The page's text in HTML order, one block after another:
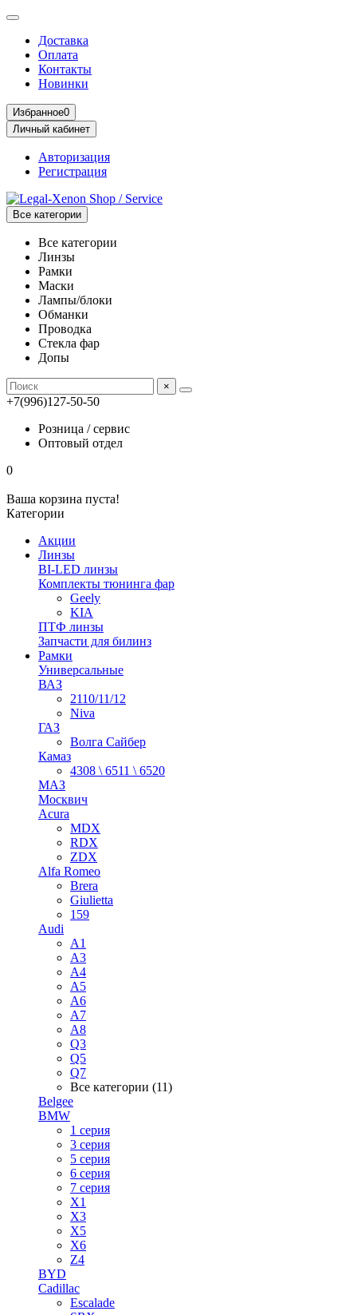
Доставка
Оплата
Контакты
Новинки
Избранное0
Личный кабинет
Авторизация
Регистрация
Все категории
Все категории
Линзы
Рамки
Маски
Лампы/блоки
Обманки
Проводка
Стекла фар
Допы
×
+7(996)127-50-50
Розница / сервис
Оптовый отдел
0
Ваша корзина пуста!
Категории
Акции
Линзы
BI-LED линзы
Комплекты тюнинга фар
Geely
KIA
ПТФ линзы
Запчасти для билинз
Рамки
Универсальные
ВАЗ
2110/11/12
Niva
ГАЗ
Волга Сайбер
Камаз
4308 \ 6511 \ 6520
МАЗ
Москвич
Acura
MDX
RDX
ZDX
Alfa Romeo
Brera
Giulietta
159
Audi
A1
A3
A4
A5
A6
A7
A8
Q3
Q5
Q7
Все категории (11)
Belgee
BMW
1 серия
3 серия
5 серия
6 серия
7 серия
X1
X3
X5
X6
Z4
BYD
Cadillac
Escalade